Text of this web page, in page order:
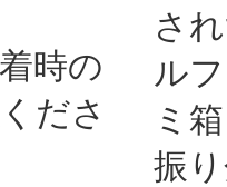
時の
ださ
さ
ル
ミ
振